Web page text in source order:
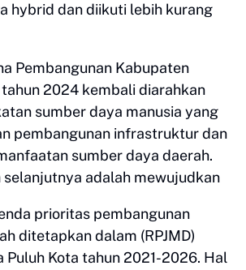
hybrid dan diikuti lebih kurang
Pembangunan Kabupaten
2024 kembali diarahkan
sumber daya manusia yang
pembangunan infrastruktur dan
sumber daya daerah.
selanjutnya adalah mewujudkan
prioritas pembangunan
ditetapkan dalam (RPJMD)
Puluh Kota tahun 2021-2026. Hal